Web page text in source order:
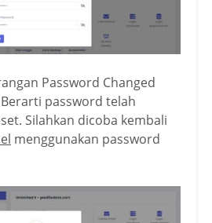
Password Changed
password telah
Silahkan dicoba kembali
menggunakan password